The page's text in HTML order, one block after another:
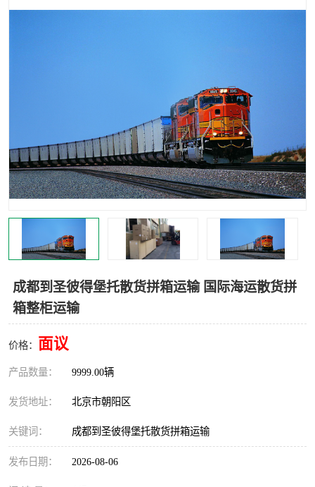
成都到圣彼得堡托散货拼箱运输 国际海运散货拼
箱整柜运输
价格： 面议
产品数量： 9999.00辆
发货地址： 北京市朝阳区
关键词： 成都到圣彼得堡托散货拼箱运输
发布日期： 2026-08-06
蒙古乌兰巴托双清包税 蒙古乌兰巴